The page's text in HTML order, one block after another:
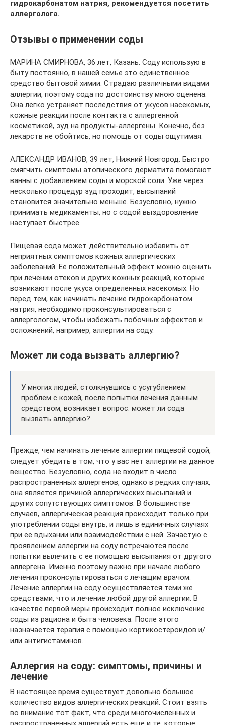
гидрокарбонатом натрия, рекомендуется посетить
аллерголога.
Отзывы о применении соды
МАРИНА СМИРНОВА, 36 лет, Казань. Соду использую в
быту постоянно, в нашей семье это единственное
средство бытовой химии. Страдаю различными видами
аллергии, поэтому сода по достоинству мною оценена.
Она легко устраняет последствия от укусов насекомых,
кожные реакции после контакта с аллергенной
косметикой, зуд на продукты-аллергены. Конечно, без
лекарств не обойтись, но помощь от соды ощутимая.
АЛЕКСАНДР ИВАНОВ, 39 лет, Нижний Новгород. Быстро
смягчить симптомы атопического дерматита помогают
ванны с добавлением соды и морской соли. Уже через
несколько процедур зуд проходит, высыпаний
становится значительно меньше. Безусловно, нужно
принимать медикаменты, но с содой выздоровление
наступает быстрее.
Пищевая сода может действительно избавить от
неприятных симптомов кожных аллергических
заболеваний. Ее положительный эффект можно оценить
при лечении отеков и других кожных реакций, которые
возникают после укуса определенных насекомых. Но
перед тем, как начинать лечение гидрокарбонатом
натрия, необходимо проконсультироваться с
аллергологом, чтобы избежать побочных эффектов и
осложнений, например, аллергии на соду.
Может ли сода вызвать аллергию?
У многих людей, столкнувшись с усугублением
проблем с кожей, после попытки лечения данным
средством, возникает вопрос: может ли сода
вызвать аллергию?
Прежде, чем начинать лечение аллергии пищевой содой,
следует убедить в том, что у вас нет аллергии на данное
вещество. Безусловно, сода не входит в число
распространенных аллергенов, однако в редких случаях,
она является причиной аллергических высыпаний и
других сопутствующих симптомов. В большинстве
случаев, аллергическая реакция происходит только при
употреблении соды внутрь, и лишь в единичных случаях
при ее вдыхании или взаимодействии с ней. Зачастую с
проявлением аллергии на соду встречаются после
попытки вылечить с ее помощью высыпания от другого
аллергена. Именно поэтому важно при начале любого
лечения проконсультироваться с лечащим врачом.
Лечение аллергии на соду осуществляется теми же
средствами, что и лечение любой другой аллергии. В
качестве первой меры происходит полное исключение
соды из рациона и быта человека. После этого
назначается терапия с помощью кортикостероидов и/
или антигистаминов.
Аллергия на соду: симптомы, причины и
лечение
В настоящее время существует довольно большое
количество видов аллергических реакций. Стоит взять
во внимание тот факт, что среди многочисленных и